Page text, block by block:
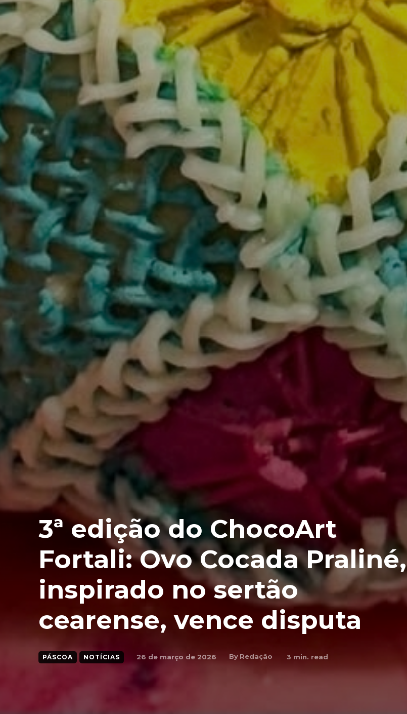
3ª edição do ChocoArt
Fortali: Ovo Cocada Praliné,
inspirado no sertão
cearense, vence disputa
PÁSCOA NOTÍCIAS 26 de março de 2026 By Redação 3 min. read